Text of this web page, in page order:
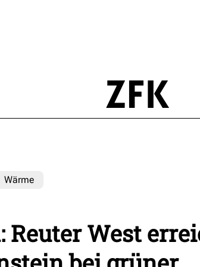
Wärme
Reuter West